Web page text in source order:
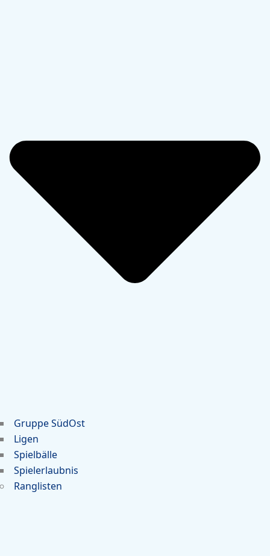
Gruppe SüdOst
Ligen
Spielbälle
Spielerlaubnis
Ranglisten